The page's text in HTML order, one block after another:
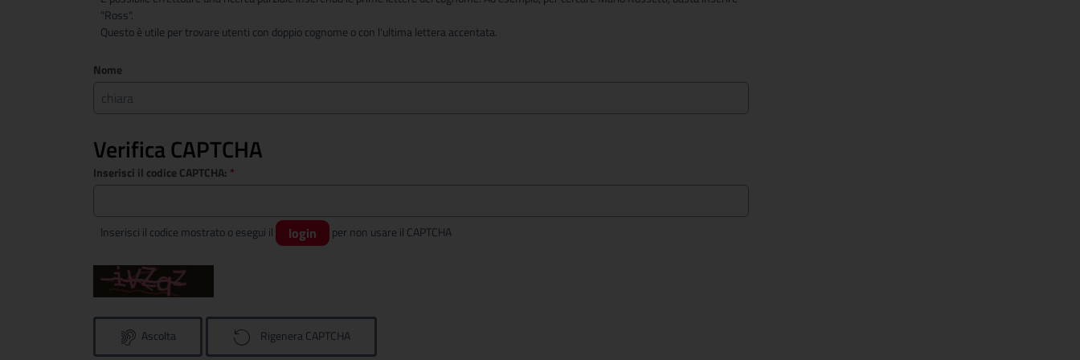
"Ross".
Questo è utile per trovare utenti con doppio cognome o con l'ultima lettera accentata.
Nome
Verifica CAPTCHA
Inserisci il codice CAPTCHA: *
Inserisci il codice mostrato o esegui il login per non usare il CAPTCHA
Ascolta Rigenera CAPTCHA